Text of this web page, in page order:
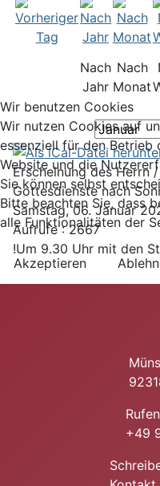
Nach
Jahr
Nach
Monat
Erscheinung des Herrn
Gottesdienste nach
Samstag, 06. Januar
Aufrufe: 2667
!Um 9.30 Uhr mit den
+49
Wir benutzen Cookies
Wir nutzen Cookies auf
essenziell für den Betrieb
Website und die
Sie können selbst
Bitte beachten Sie, dass
alle Funktionalitäten der
Akzeptieren